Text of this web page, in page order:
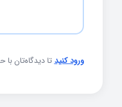
ورود کنیدتا دیدگاه‌تان